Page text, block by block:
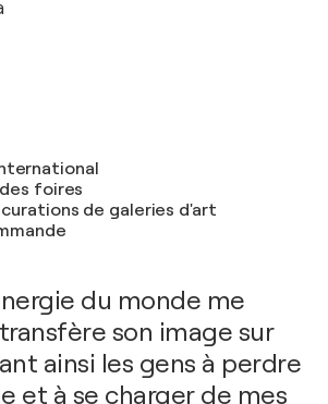
foires
curations de galeries d'art
du monde me
son image sur
ainsi les gens à perdre
et à se charger de mes